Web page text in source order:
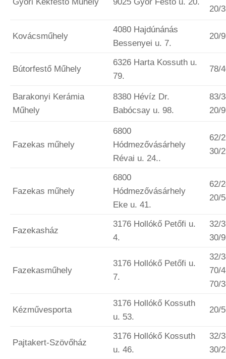
Győri Kékfestő Műhely 9025 Győr Festő u. 20.
20/
Kovácsműhely
4080 Hajdúnánás
Bessenyei u. 7.
20/
Bútorfestő Műhely
6326 Harta Kossuth u.
79.
78/
Barakonyi Kerámia
Műhely
8380 Hévíz Dr.
Babócsay u. 98.
83/
20/
Fazekas műhely
6800
Hódmezővásárhely
Révai u. 24..
62/
30/
Fazekas műhely
6800
Hódmezővásárhely
Eke u. 41.
62/
20/
Fazekasház
3176 Hollókő Petőfi u.
4.
32/
30/
Fazekasműhely
3176 Hollókő Petőfi u.
7.
32/
70/
70/
Kézművesporta
3176 Hollókő Kossuth
u. 53.
20/
Pajtakert-Szövőház
3176 Hollókő Kossuth
u. 46.
32/
30/